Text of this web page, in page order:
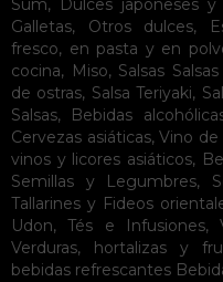
Sum, Dulces japoneses
Galletas, Otros dulces,
fresco, en pasta y en
cocina, Miso, Salsas
de ostras, Salsa Teriyaki,
Salsas, Bebidas
Cervezas asiáticas, Vino de
vinos y licores asiáticos,
Semillas y Legumbres,
Tallarines y Fideos
Udon,Tés e Infusiones,
Verduras, hortalizas y
bebidas refrescantes